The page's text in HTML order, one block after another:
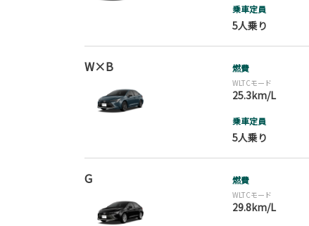
乗車定員
5人乗り
W×B 燃費
WLTCモード
25.3km/L
乗車定員
5人乗り
G 燃費
WLTCモード
29.8km/L